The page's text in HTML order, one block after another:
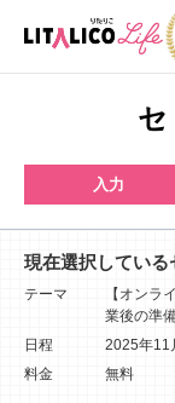
入力
現在選択している
テーマ
【オンラ
業後の準
日程
2025年11
料金
無料